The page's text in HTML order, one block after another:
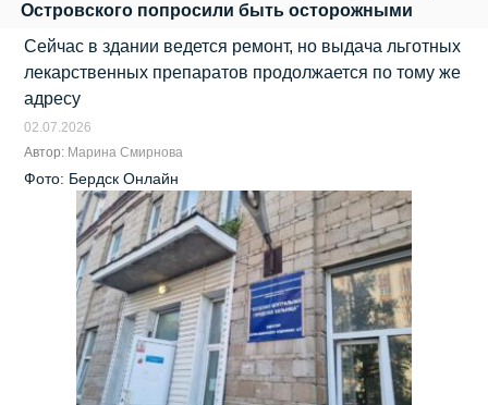
Островского попросили быть осторожными
Сейчас в здании ведется ремонт, но выдача льготных
лекарственных препаратов продолжается по тому же
адресу
02.07.2026
Автор: Марина Смирнова
Фото: Бердск Онлайн